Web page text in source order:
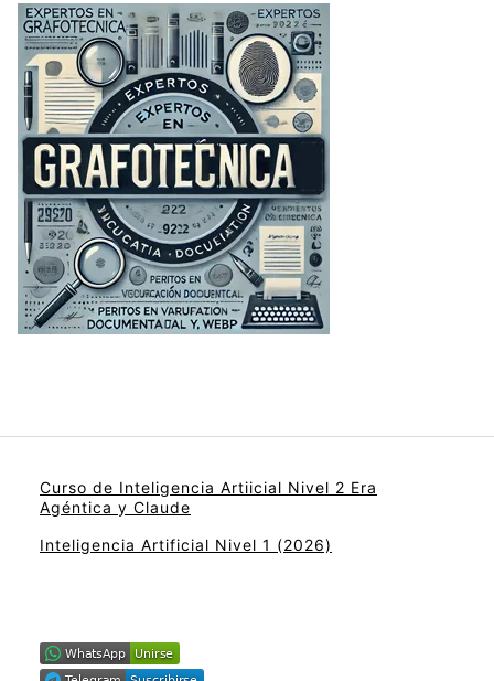
Curso de Inteligencia Artiicial Nivel 2 Era
Agéntica y Claude
Inteligencia Artificial Nivel 1 (2026)